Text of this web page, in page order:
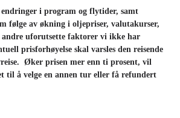
i program og flytider, samt
følge av økning i oljepriser, valutakurser,
andre uforutsette faktorer vi ikke har
prisforhøyelse skal varsles den reisende
Øker prisen mer enn ti prosent, vil
til å velge en annen tur eller få refundert